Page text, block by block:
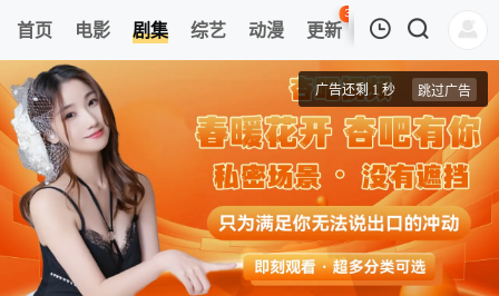
首页 电影 剧集 综艺 动漫 更新
30
热榜 APP
第1集
过多的爱与谋杀
清空